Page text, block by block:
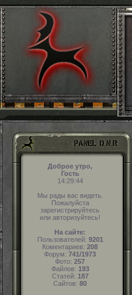
Доброе утро,
Гость
14:29:45
Мы рады вас видеть.
Пожалуйста
зарегистрируйтесь
или авторизуйтесь!
На сайте:
Пользователей: 9201
Коментариев: 208
Форум: 741/1973
Фото: 257
Файлов: 193
Статей: 187
Сайтов: 80